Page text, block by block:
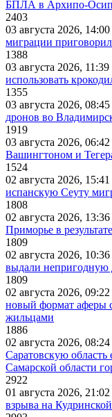
БПЛА в Архипо-
2403
03 августа 2026, 14:00
миграции
1388
03 августа 2026, 11:39
использовать
1355
03 августа 2026, 08:45
дронов во
1919
03 августа 2026, 06:42
Вашингтоном и
1524
02 августа 2026, 15:41
испанскую Сеуту
1808
02 августа 2026, 13:36
Приморье в
1809
02 августа 2026, 10:36
выдали непригодную
1809
02 августа 2026, 09:22
новый формат аферы
жильцами
1886
02 августа 2026, 08:24
Саратовскую
Самарской области
2922
01 августа 2026, 21:02
взрыва на